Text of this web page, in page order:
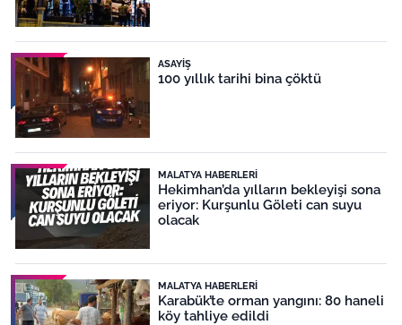
ASAYIŞ
100 yıllık tarihi bina çöktü
MALATYA HABERLERI
Hekimhan’da yılların bekleyişi sona
eriyor: Kurşunlu Göleti can suyu
olacak
MALATYA HABERLERI
Karabük’te orman yangını: 80 haneli
köy tahliye edildi